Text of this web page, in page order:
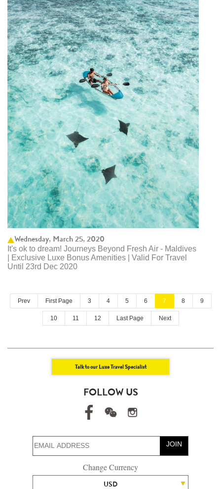
Wednesday, March 25, 2020
It's ok to dream! Journeys Beyond Fresh Air - Maldives
| Exclusive Luxe Bonus Amenities | Valid For Travel
Until 23rd Dec 2020
Prev First Page 3 4 5 6 7 8 9
10 11 12 Last Page Next
Talk to our Luxe Travel Specialist
FOLLOW US
JOIN
Change Currency
USD